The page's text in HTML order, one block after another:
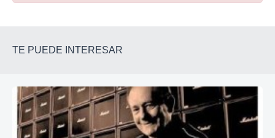
TE PUEDE INTERESAR